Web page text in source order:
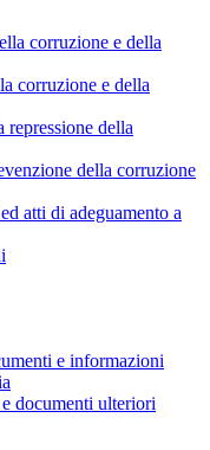
corruzione e della
corruzione e della
repressione della
della corruzione
atti di adeguamento a
e informazioni
documenti ulteriori